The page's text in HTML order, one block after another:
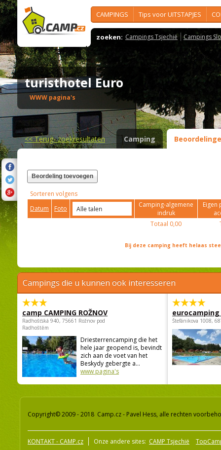
CAMPINGS Tips voor UITSTAPJES
zoeken: Campings Tsjechië Campings
turisthotel Euro
WWW pagina's
<<Terug- zoekresultaten Camping
Beordeling toevoegen
Sorteren volgens
Datum
Foto
Camping-algemene
indruk
Eigen
Totaal 0,00
Bij deze camping heeft helaas
Campings die u kunnen ook interesseren
camp CAMPING ROŽNOV
Radhošťská 940, 75661 Rožnov pod
Radhoštěm
Driesterrencamping die het
hele jaar geopend is, bevindt
zich aan de voet van het
Beskydy gebergte a...
www pagina's
Štefánikova 1008,
Copyright© 2009 - 2018 Camp.cz - Pavel Hess, alle rechten
KONTAKT - CAMP.cz Onze andere sites: CAMP Tsjechië